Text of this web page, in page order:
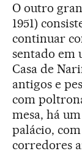
O outro
1951)
continuar
sentado em
Casa de
antigos e
com
mesa, há
palácio,
corredores